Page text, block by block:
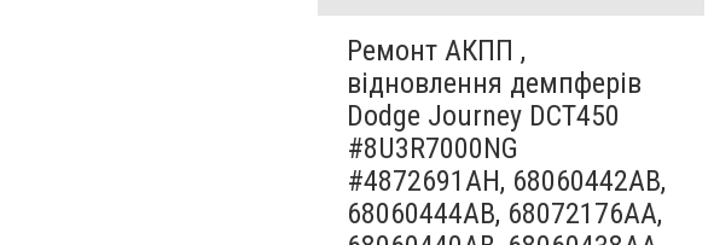
Ремонт АКПП ,
відновлення демпферів
Dodge Journey DCT450
#8U3R7000NG
#4872691AH, 68060442AB,
68060444AB, 68072176AA,